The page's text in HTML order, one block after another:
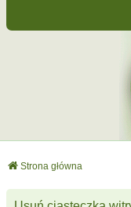
Strona główna